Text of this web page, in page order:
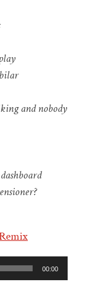
and nobody
00:00